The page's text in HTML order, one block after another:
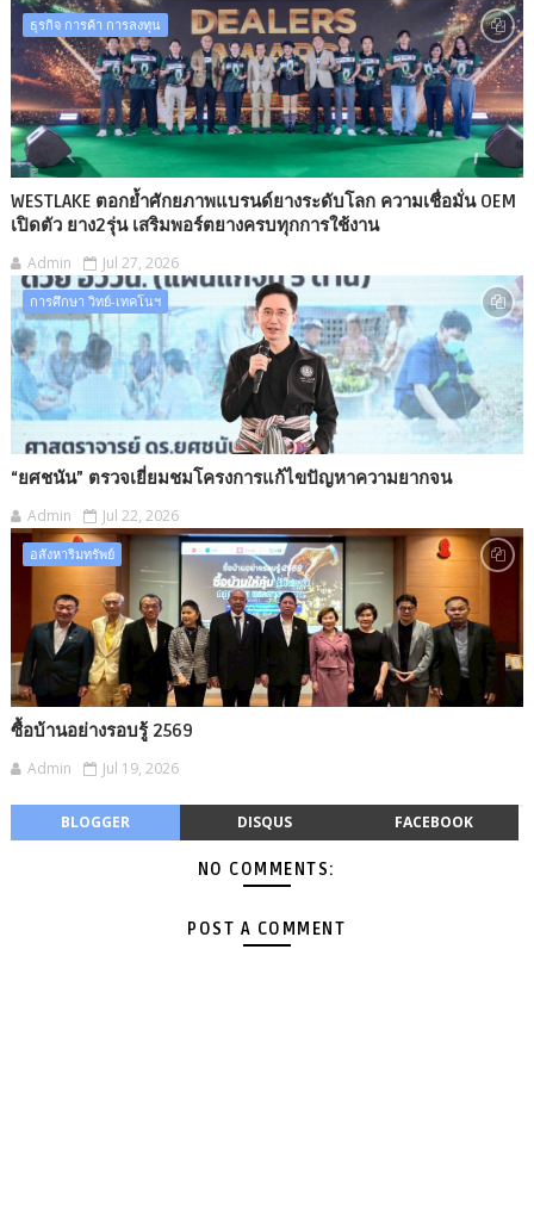
ธุรกิจ การค้า การลงทุน
WESTLAKE ตอกย้ำศักยภาพแบรนด์ยางระดับโลก ความเชื่อมั่น OEM
เปิดตัว ยาง2รุ่น เสริมพอร์ตยางครบทุกการใช้งาน
Admin Jul 27, 2026
การศึกษา วิทย์-เทคโนฯ
“ยศชนัน” ตรวจเยี่ยมชมโครงการแก้ไขปัญหาความยากจน
Admin Jul 22, 2026
อสังหาริมทรัพย์
ซื้อบ้านอย่างรอบรู้ 2569
Admin Jul 19, 2026
BLOGGER DISQUS FACEBOOK
NO COMMENTS:
POST A COMMENT